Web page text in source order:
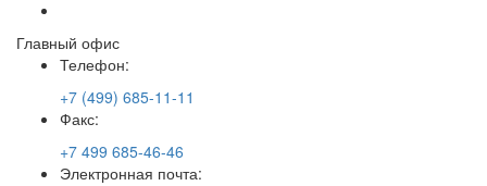
Главный офис
Телефон:
+7 (499) 685-11-11
Факс:
+7 499 685-46-46
Электронная почта: